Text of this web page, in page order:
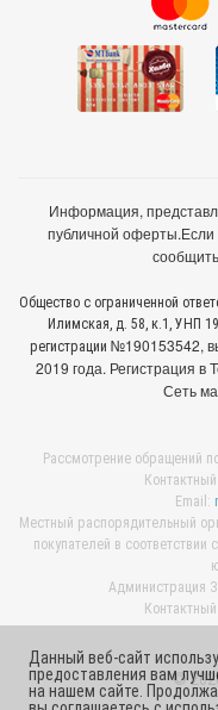
Информация,
публичной оферты.Если
сообщить
Общество с ограниченной
Илимская, д. 58, к.1, УНП
регистрации №190153542,
2019 года. Регистрация
Сеть
Рассмотрение обращений
Email:
Местный распорядительный
покупателей в
Администрация
©
Данный веб-сайт
предоставления вам
на нашем сайте.